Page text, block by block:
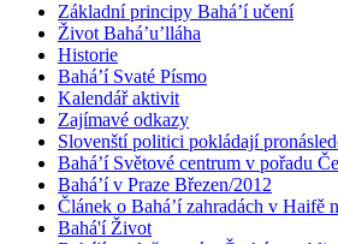
Základní principy Bahá’í učení
Život Bahá’u’lláha
Historie
Bahá’í Svaté Písmo
Kalendář aktivit
Zajímavé odkazy
Slovenští politici pokládají
Bahá’í Světové centrum v pořadu
Bahá’í v Praze Březen/2012
Článek o Bahá’í zahradách v Haifě
Bahá'í Život